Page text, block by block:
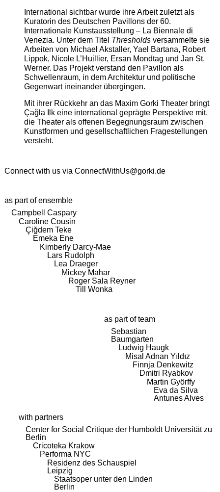
International sichtbar wurde ihre Arbeit zuletzt als
Kuratorin des Deutschen Pavillons der 60.
Internationale Kunstausstellung – La Biennale di
Venezia. Unter dem Titel Thresholdsversammelte sie
Arbeiten von Michael Akstaller, Yael Bartana, Robert
Lippok, Nicole L’Huillier, Ersan Mondtag und Jan St.
Werner. Das Projekt verstand den Pavillon als
Schwellenraum, in dem Architektur und politische
Gegenwart ineinander übergingen.
Mit ihrer Rückkehr an das Maxim Gorki Theater bringt
Çağla Ilk eine international geprägte Perspektive mit,
die Theater als offenen Begegnungsraum zwischen
Kunstformen und gesellschaftlichen Fragestellungen
versteht.
Connect with us via ConnectWithUs@gorki.de
as part of ensemble
Campbell Caspary
Caroline Cousin
Çiğdem Teke
Emeka Ene
Kimberly Darcy-Mae
Lars Rudolph
Lea Draeger
Mickey Mahar
Roger Sala Reyner
Till Wonka
as part of team
Sebastian
Baumgarten
Ludwig Haugk
Misal Adnan Yıldız
Finnja Denkewitz
Dmitri Ryabkov
Martin Györffy
Eva da Silva
Antunes Alves
with partners
Center for Social Critique der Humboldt Universität zu
Berlin
Cricoteka Krakow
Performa NYC
Residenz des Schauspiel
Leipzig
Staatsoper unter den Linden
Berlin